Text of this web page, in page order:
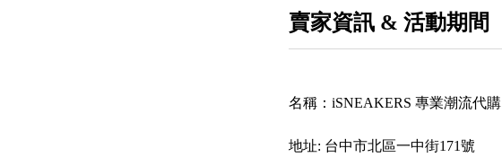
賣家資訊 & 活動期間
名稱： iSNEAKERS 專業潮流代購
地址: 台中市北區一中街171號